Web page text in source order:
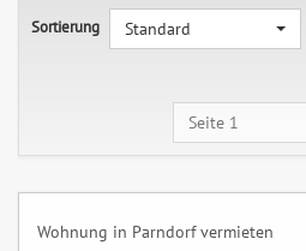
Sortierung
Standard
Seite 1
Wohnung in Parndorf vermieten